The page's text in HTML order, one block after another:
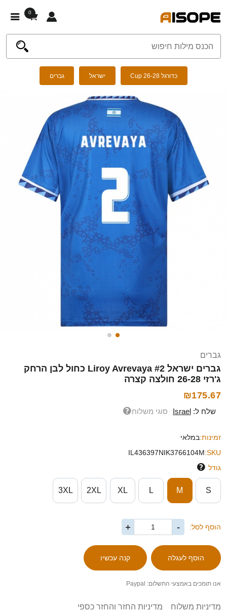
0
כדורגל Cup 26-28 ישראל גברים
גברים
גברים ישראל Liroy Avrevaya #2 כחול לבן הרחק
ג'רזי 26-28 חולצה קצרה
₪175.67
שלח ל: Israel סוגי משלוח
זמינות:במלאי
SKU:
IL436397NIK3766104M
גודל
S
M
L
XL
2XL
3XL
הוסף לסל: -
+
אנו תומכים באמצעי התשלום: Paypal
מדיניות משלוח מדיניות החזר והחזר כספי